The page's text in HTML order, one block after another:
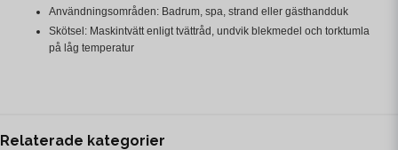
Användningsområden: Badrum, spa, strand eller gästhandduk
Skötsel: Maskintvätt enligt tvättråd, undvik blekmedel och torktumla
på låg temperatur
Relaterade kategorier